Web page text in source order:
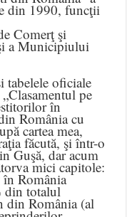
din 1990, funcţii
Comerţ şi
a Municipiului
tabelele oficiale
pe
în
România cu
cartea mea,
făcută, şi într-o
Guşă, dar acum
mici capitole:
în România
din totalul
din România (al